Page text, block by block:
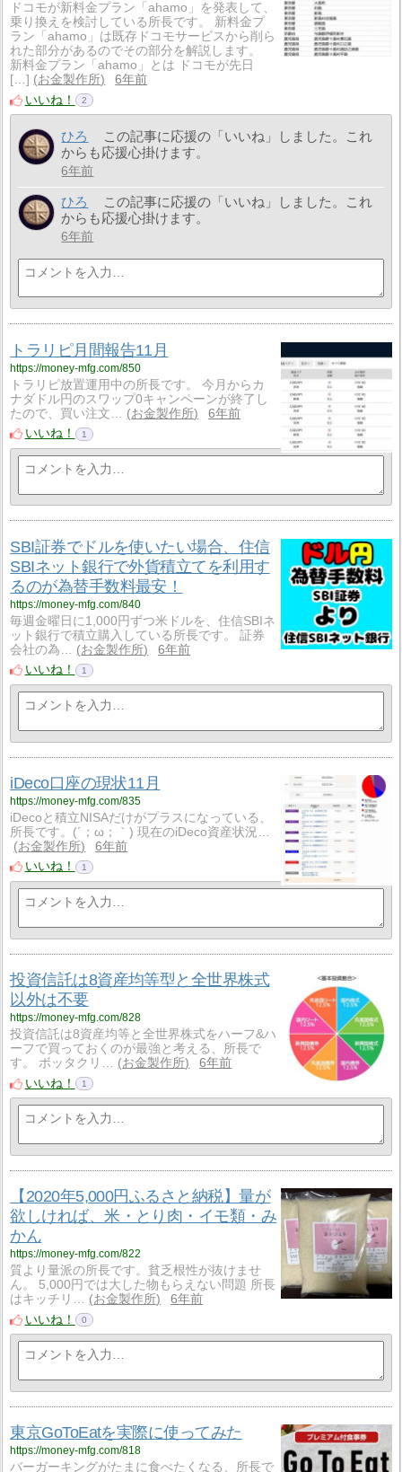
ドコモが新料金プラン「ahamo」を発表して、
乗り換えを検討している所長です。 新料金プ
ラン「ahamo」は既存ドコモサービスから削ら
れた部分があるのでその部分を解説します。
新料金プラン「ahamo」とは ドコモが先日
[…]
お金製作所
6年前
いいね！
2
ひろ
この記事に応援の「いいね」しました。これ
からも応援心掛けます。
6年前
ひろ
この記事に応援の「いいね」しました。これ
からも応援心掛けます。
6年前
トラリピ月間報告11月
https://money-mfg.com/850
トラリピ放置運用中の所長です。 今月からカ
ナダドル円のスワップ0キャンペーンが終了し
たので、買い注文…
お金製作所
6年前
いいね！
1
SBI証券でドルを使いたい場合、住信
SBIネット銀行で外貨積立てを利用す
るのが為替手数料最安！
https://money-mfg.com/840
毎週金曜日に1,000円ずつ米ドルを、住信SBIネ
ット銀行で積立購入している所長です。 証券
会社の為…
お金製作所
6年前
いいね！
1
iDeco口座の現状11月
https://money-mfg.com/835
iDecoと積立NISAだけがプラスになっている、
所長です。(´；ω；｀) 現在のiDeco資産状況…
お金製作所
6年前
いいね！
1
投資信託は8資産均等型と全世界株式
以外は不要
https://money-mfg.com/828
投資信託は8資産均等と全世界株式をハーフ&ハ
ーフで買っておくのが最強と考える、所長で
す。 ボッタクリ…
お金製作所
6年前
いいね！
1
【2020年5,000円ふるさと納税】量が
欲しければ、米・とり肉・イモ類・み
かん
https://money-mfg.com/822
質より量派の所長です。貧乏根性が抜けませ
ん。 5,000円では大した物もらえない問題 所長
はキッチリ…
お金製作所
6年前
いいね！
0
東京GoToEatを実際に使ってみた
https://money-mfg.com/818
バーガーキングがたまに食べたくなる、所長で